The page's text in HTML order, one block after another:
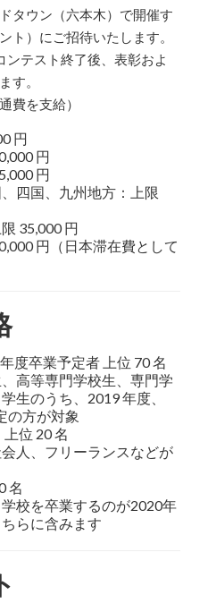
タウン（六本木）で開催す
ト）にご招待いたします。
テスト終了後、表彰およ
す。
費を支給）
円
円
円
四国、九州地方：上限
35,000 円
円（日本滞在費として
度卒業予定者 上位 70 名
高等専門学校生、専門学
生のうち、2019 年度、
の方が対象
位 20 名
人、フリーランスなどが
名
校を卒業するのが2020年
らに含みます